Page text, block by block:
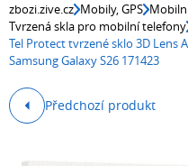
zbozi.zive.cz Mobily, GPS
Tvrzená skla pro mobilní telefony
Tel Protect tvrzené sklo 3D Lens
Samsung Galaxy S26 171423
Předchozí produkt